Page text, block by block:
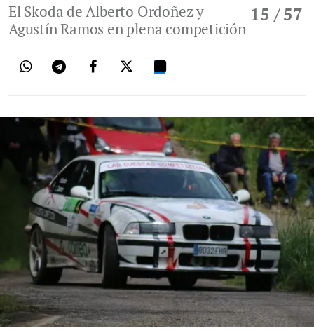
15 / 57
El Skoda de Alberto Ordoñez y
Agustín Ramos en plena competición